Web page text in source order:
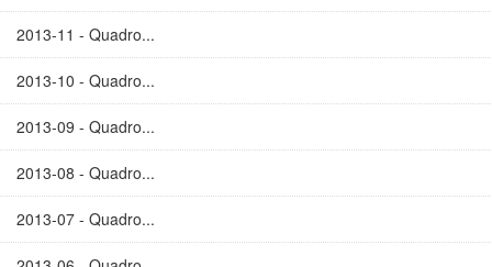
2013-11 - Quadro...
2013-10 - Quadro...
2013-09 - Quadro...
2013-08 - Quadro...
2013-07 - Quadro...